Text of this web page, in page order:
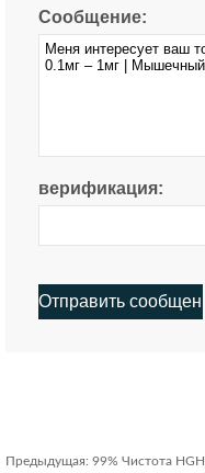
Сообщение:
верификация:
Предыдущая: 99% Чистота HGH